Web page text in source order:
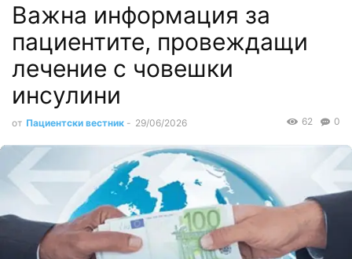
Важна информация за
пациентите, провеждащи
лечение с човешки
инсулини
от Пациентски вестник - 29/06/2026 0
62